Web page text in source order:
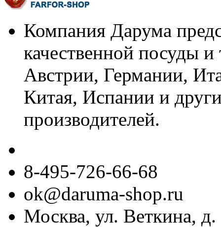
Компания Дарума
качественной посуды
Австрии, Германии,
Китая, Испании и
производителей.
8-495-726-66-68
ok@daruma-shop.ru
Москва, ул. Веткина, д.